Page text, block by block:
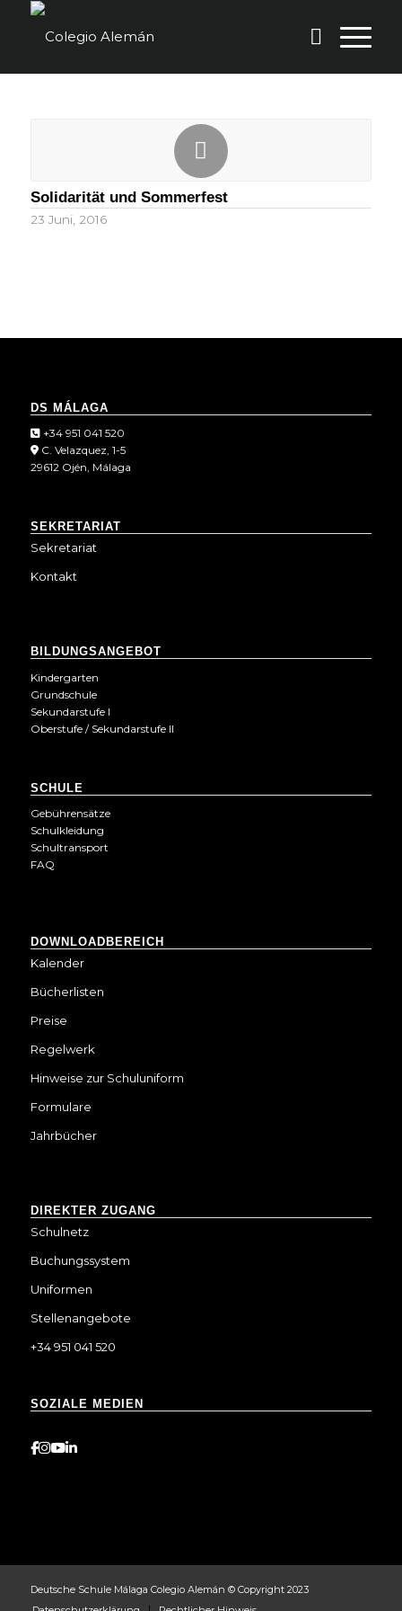
Solidarität und Sommerfest
23 Juni, 2016
DS MÁLAGA
+34 951 041 520
C. Velazquez, 1-5
29612 Ojén, Málaga
SEKRETARIAT
Sekretariat
Kontakt
BILDUNGSANGEBOT
Kindergarten
Grundschule
Sekundarstufe I
Oberstufe / Sekundarstufe II
SCHULE
Gebührensätze
Schulkleidung
Schultransport
FAQ
DOWNLOADBEREICH
Kalender
Bücherlisten
Preise
Regelwerk
Hinweise zur Schuluniform
Formulare
Jahrbücher
DIREKTER ZUGANG
Schulnetz
Buchungssystem
Uniformen
Stellenangebote
+34 951 041 520
SOZIALE MEDIEN
Deutsche Schule Málaga Colegio Alemán © Copyright 2023